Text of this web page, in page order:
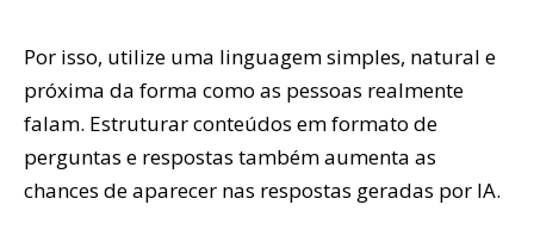
Por isso, utilize uma linguagem simples, natural e
próxima da forma como as pessoas realmente
falam. Estruturar conteúdos em formato de
perguntas e respostas também aumenta as
chances de aparecer nas respostas geradas por IA.